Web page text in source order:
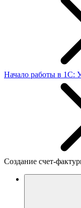
Начало работы в 1С:
Создание счет-